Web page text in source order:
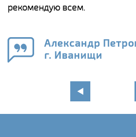
рекомендую всем.
Александр
г. Иванищи